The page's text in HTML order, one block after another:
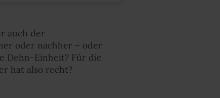
auch der
oder nachher – oder
Dehn-Einheit? Für die
hat also recht?